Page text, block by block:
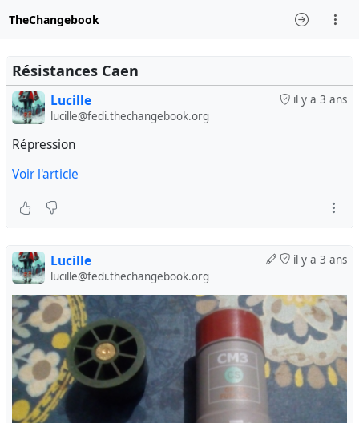
TheChangebook
Résistances Caen
il y a 3 ans
Lucille
lucille@fedi.thechangebook.org
Répression
Voir l'article
il y a 3 ans
Lucille
lucille@fedi.thechangebook.org